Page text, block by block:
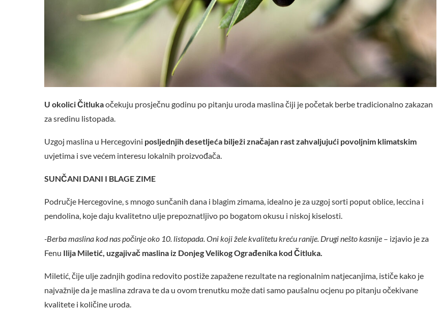
U okolici Čitlukaočekuju prosječnu godinu po pitanju uroda maslina čiji je početak berbe tradicionalno zakazan
za sredinu listopada.
Uzgoj maslina u Hercegovini posljednjih desetljeća bilježi značajan rast zahvaljujući povoljnim klimatskim
uvjetima i sve većem interesu lokalnih proizvođača.
SUNČANI DANI I BLAGE ZIME
Područje Hercegovine, s mnogo sunčanih dana i blagim zimama, idealno je za uzgoj sorti poput oblice, leccina i
pendolina, koje daju kvalitetno ulje prepoznatljivo po bogatom okusu i niskoj kiselosti.
-Berba maslina kod nas počinje oko 10. listopada. Oni koji žele kvalitetu kreću ranije. Drugi nešto kasnije – izjavio je za
Fenu Ilija Miletić, uzgajivač maslina iz Donjeg Velikog Ograđenika kod Čitluka.
Miletić, čije ulje zadnjih godina redovito postiže zapažene rezultate na regionalnim natjecanjima, ističe kako je
najvažnije da je maslina zdrava te da u ovom trenutku može dati samo paušalnu ocjenu po pitanju očekivane
kvalitete i količine uroda.